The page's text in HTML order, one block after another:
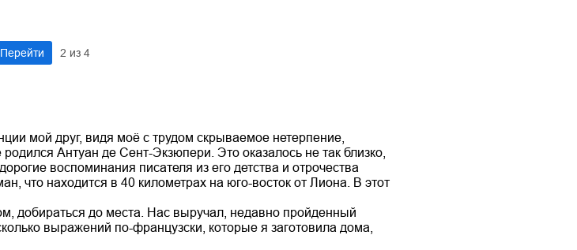
Перейти 2 из 4
мой друг, видя моё с трудом скрываемое нетерпение,
Антуан де Сент-Экзюпери. Это оказалось не так близко,
воспоминания писателя из его детства и отрочества
находится в 40 километрах на юго-восток от Лиона. В этот
добираться до места. Нас выручал, недавно пройденный
выражений по-французски, которые я заготовила дома,